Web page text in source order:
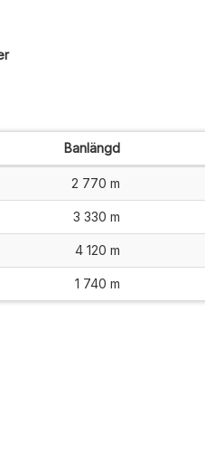
Banlängd
2 770 m
3 330 m
4 120 m
1 740 m